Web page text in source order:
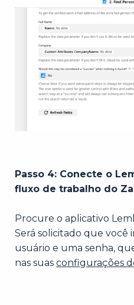
Passo 4: Conecte o
fluxo de trabalho do
Procure o aplicativo
Será solicitado que você
usuário e uma senha,
nas suas configurações